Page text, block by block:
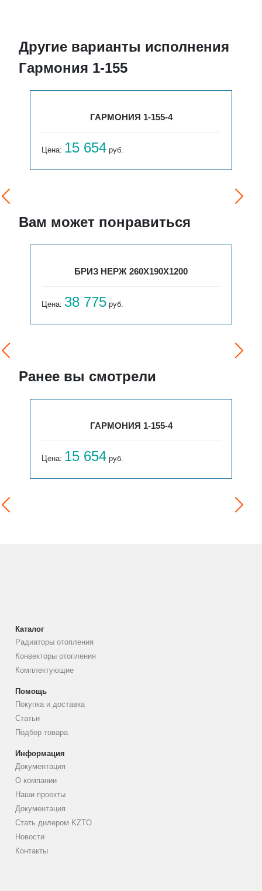
Другие варианты исполнения
Гармония 1-155
ГАРМОНИЯ 1-155-4
Цена: 15 654 руб.
Вам может понравиться
БРИЗ НЕРЖ 260Х190Х1200
Цена: 38 775 руб.
Ранее вы смотрели
ГАРМОНИЯ 1-155-4
Цена: 15 654 руб.
Каталог
Радиаторы отопления
Конвекторы отопления
Комплектующие
Помощь
Покупка и доставка
Статьи
Подбор товара
Информация
Документация
О компании
Наши проекты
Документация
Стать дилером KZTO
Новости
Контакты